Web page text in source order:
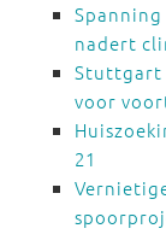
nadert
Stuttgart
voor
21